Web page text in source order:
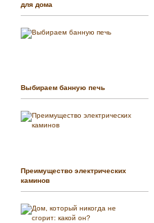
для дома
Выбираем банную печь
Преимущество электрических
каминов